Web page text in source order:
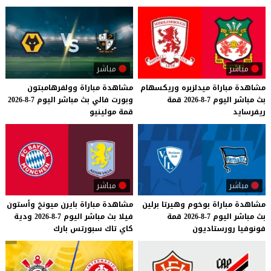
مباشر
مشاهدة مباراة ميدلزبره وريكسهام
بث مباشر اليوم 7-8-2026
قمة
ريفرسايد
مباشر
مشاهدة مباراة وولفرهامبتون
وبورت فالي بث مباشر اليوم 7-8-2026
قمة مولينيو
مباشر
مشاهدة مباراة بوخوم وهيرتا برلين
بث مباشر اليوم 7-8-2026
قمة
فونوفيا رورستاديون
مباشر
مشاهدة مباراة بايرن ميونخ وأستون
فيلا بث مباشر اليوم 7-8-2026
ودية
كاي تاك سبورتس بارك